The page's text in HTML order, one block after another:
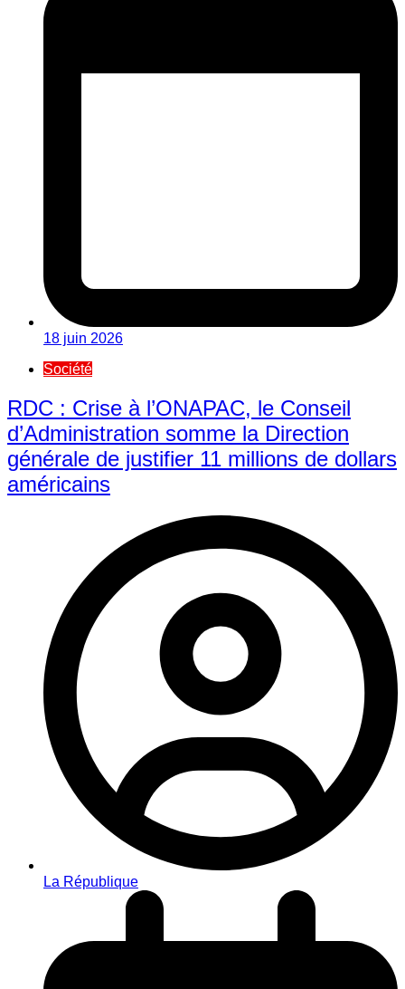
18 juin 2026
Société
RDC : Crise à l’ONAPAC, le Conseil
d’Administration somme la Direction
générale de justifier 11 millions de dollars
américains
La République